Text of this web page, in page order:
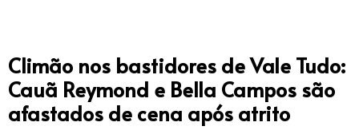
Climão nos bastidores de Vale Tudo:
Cauã Reymond e Bella Campos são
afastados de cena após atrito